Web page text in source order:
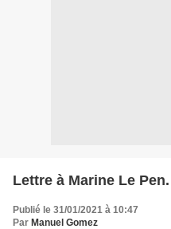
Lettre à Marine Le Pen.
Publié le 31/01/2021 à 10:47
Par Manuel Gomez